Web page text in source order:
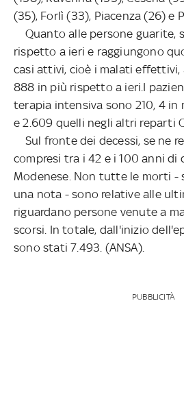
(35), Forlì (33), Piacenza (26) e
Quanto alle persone guarite,
rispetto a ieri e raggiungono
casi attivi, cioè i malati effettivi,
888 in più rispetto a ieri.I
terapia intensiva sono 210, 4 in
e 2.609 quelli negli altri reparti
Sul fronte dei decessi, se ne
compresi tra i 42 e i 100 anni di
Modenese. Non tutte le morti -
una nota - sono relative alle
riguardano persone venute a
scorsi. In totale, dall'inizio
sono stati 7.493. (ANSA).
PUBBLICITÀ